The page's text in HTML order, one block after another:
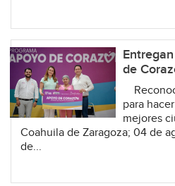
de
para
mejores
Coahuila de Zaragoza; 04 de
de...